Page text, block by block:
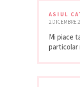
ASIUL
2 DICEMBRE
Mi piace
particolar